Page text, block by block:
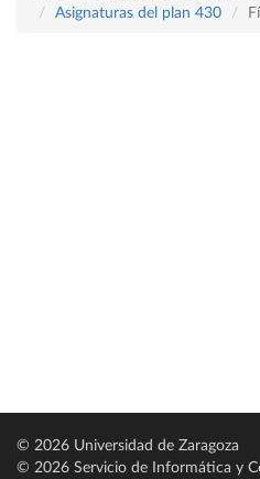
Asignaturas del plan 430
© 2026 Universidad de Zaragoza
© 2026 Servicio de Informática y